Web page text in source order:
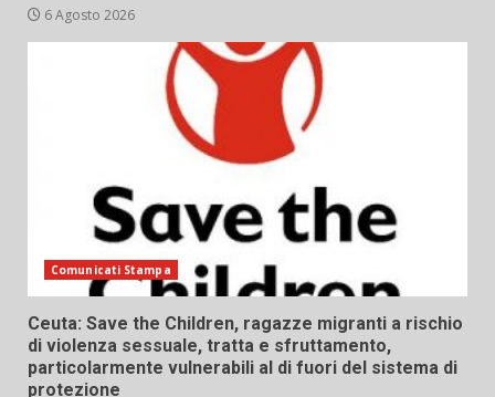
6 Agosto 2026
Comunicati Stampa
Ceuta: Save the Children, ragazze migranti a rischio
di violenza sessuale, tratta e sfruttamento,
particolarmente vulnerabili al di fuori del sistema di
protezione